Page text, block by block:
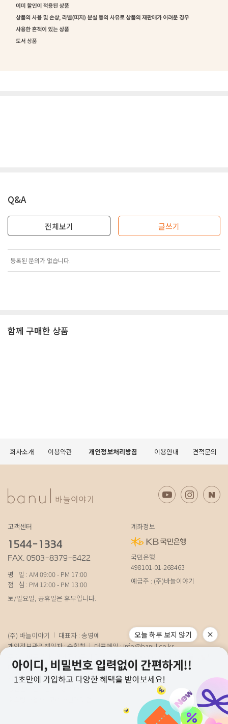
Q&A
전체보기 글쓰기
등록된 문의가 없습니다.
함께 구매한 상품
회사소개 이용약관 개인정보처리방침 이용안내 견적문의
고객센터
1544-1334
FAX. 0503-8379-6422
평 일 : AM 09:00 - PM 17:00
점 심 : PM 12:00 - PM 13:00
토/일요일, 공휴일은 휴무입니다.
계좌정보
국민은행
498101-01-268463
예금주 : (주)바늘이야기
(주) 바늘이야기
대표자 : 송영예
개인정보관리책임자 : 송학철
대표메일 :info@banul.co.kr
대문구 연희로11가길 15 (물류) 경기도 파주시 성동로 19-17
사업자번호 : 674-88-00100[사업자정보확인]
오늘 하루 보지 않기